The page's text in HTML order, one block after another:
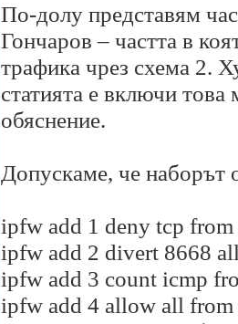
По-долу представям
Гончаров – частта в
трафика чрез схема 2.
статията е включи
обяснение.
Допускаме, че наборът
ipfw add 1 deny tcp
ipfw add 2 divert 8668
ipfw add 3 count icmp
ipfw add 4 allow all from